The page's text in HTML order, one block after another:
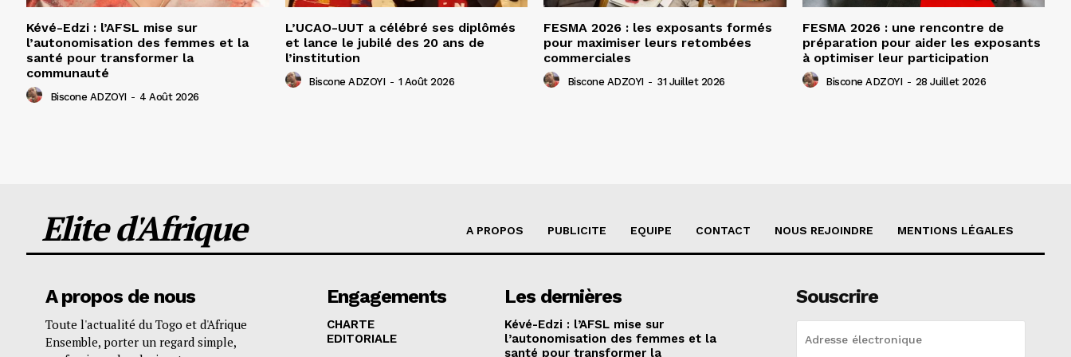
Kévé-Edzi : l’AFSL mise sur
l’autonomisation des femmes et la
santé pour transformer la
communauté
Biscone ADZOYI - 4 Août 2026
L’UCAO-UUT a célébré ses diplômés
et lance le jubilé des 20 ans de
l’institution
Biscone ADZOYI - 1 Août 2026
FESMA 2026 : les exposants formés
pour maximiser leurs retombées
commerciales
Biscone ADZOYI - 31 Juillet 2026
FESMA 2026 : une rencontre de
préparation pour aider les exposants
à optimiser leur participation
Biscone ADZOYI - 28 Juillet 2026
Elite d'Afrique A PROPOS PUBLICITE EQUIPE CONTACT NOUS REJOINDRE MENTIONS LÉGALES
A propos de nous
Toute l'actualité du Togo et d'Afrique
Ensemble, porter un regard simple,
Engagements
CHARTE
EDITORIALE
Les dernières
Kévé-Edzi : l’AFSL mise sur
l’autonomisation des femmes et la
santé pour transformer la
Souscrire